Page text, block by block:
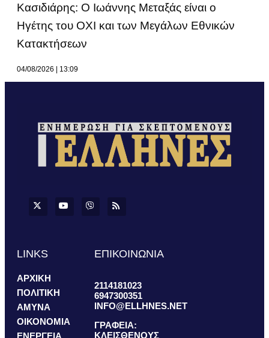
Κασιδιάρης: Ο Ιωάννης Μεταξάς είναι ο
Ηγέτης του ΟΧΙ και των Μεγάλων Εθνικών
Κατακτήσεων
04/08/2026 13:09
LINKS
ΑΡΧΙΚΗ
ΠΟΛΙΤΙΚΗ
ΑΜΥΝΑ
ΟΙΚΟΝΟΜΙΑ
ΕΝΕΡΓΕΙΑ
ΕΠΙΚΟΙΝΩΝΙΑ
2114181023
6947300351
INFO@ELLHNES.NET
ΓΡΑΦΕΙΑ:
ΚΛΕΙΣΘΕΝΟΥΣ